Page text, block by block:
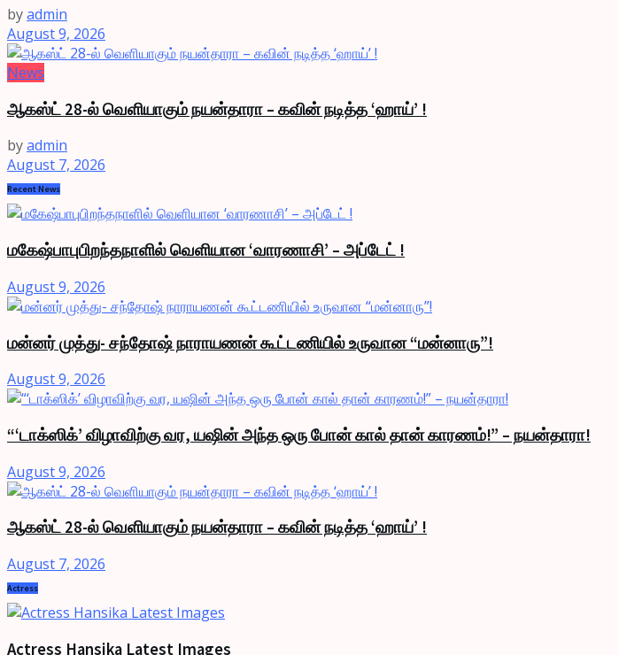
byadmin
August 9, 2026
News
ஆகஸ்ட் 28-ல் வெளியாகும் நயன்தாரா – கவின் நடித்த ‘ஹாய்’ !
byadmin
August 7, 2026
Recent News
மகேஷ்பாபுபிறந்தநாளில் வெளியான ‘வாரணாசி’ – அப்டேட் !
August 9, 2026
மன்னர் முத்து- சந்தோஷ் நாராயணன் கூட்டணியில் உருவான “மன்னாரு”!
August 9, 2026
“‘டாக்ஸிக்’ விழாவிற்கு வர, யஷின் அந்த ஒரு போன் கால் தான் காரணம்!” – நயன்தாரா!
August 9, 2026
ஆகஸ்ட் 28-ல் வெளியாகும் நயன்தாரா – கவின் நடித்த ‘ஹாய்’ !
August 7, 2026
Actress
Actress Hansika Latest Images